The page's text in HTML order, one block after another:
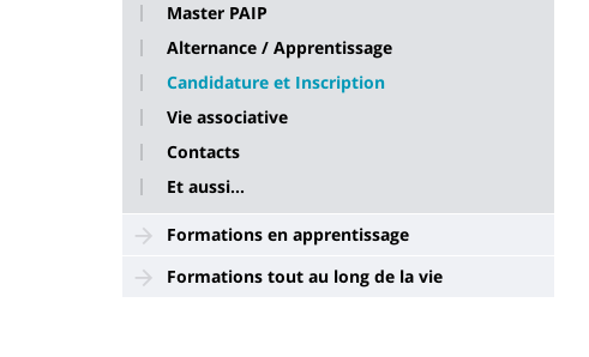
Master PAIP
Alternance / Apprentissage
Candidature et Inscription
Vie associative
Contacts
Et aussi...
Formations en apprentissage
Formations tout au long de la vie